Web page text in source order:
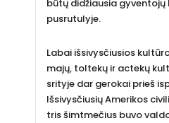
būtų didžiausia
pusrutulyje.
Labai išsivysčiusios
majų, toltekų ir actekų
srityje dar gerokai prieš
Išsivysčiusių Amerikos
tris šimtmečius buvo